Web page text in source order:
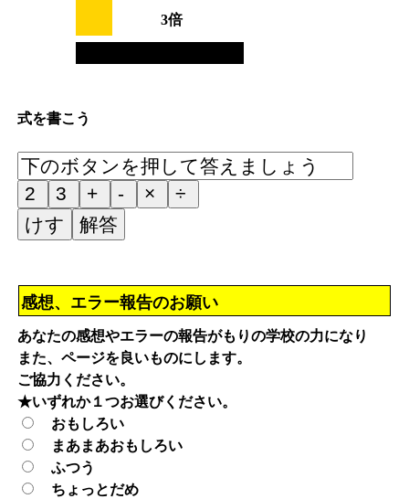
3倍
式を書こう
感想、エラー報告のお願い
あなたの感想やエラーの報告がもりの学校の力になり
また、ページを良いものにします。
ご協力ください。
★いずれか１つお選びください。
おもしろい
まあまあおもしろい
ふつう
ちょっとだめ